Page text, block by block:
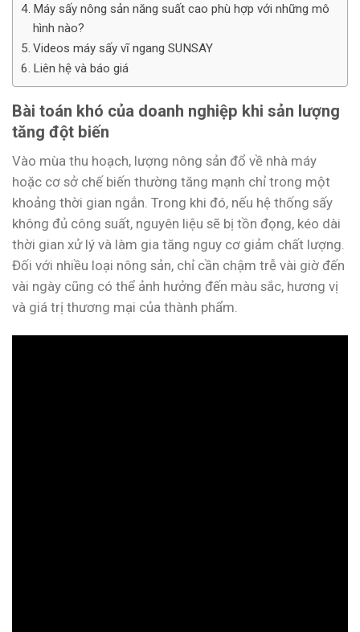
Máy sấy nông sản năng suất cao phù hợp với những mô
hình nào?
Videos máy sấy vĩ ngang SUNSAY
Liên hệ và báo giá
Bài toán khó của doanh nghiệp khi sản lượng
tăng đột biến
Vào mùa thu hoạch, lượng nông sản đổ về nhà máy
hoặc cơ sở chế biến thường tăng mạnh chỉ trong một
khoảng thời gian ngắn. Trong khi đó, nếu hệ thống sấy
không đủ công suất, nguyên liệu sẽ bị tồn đọng, kéo dài
thời gian xử lý và làm gia tăng nguy cơ giảm chất lượng.
Đối với nhiều loại nông sản, chỉ cần chậm trễ vài giờ đến
vài ngày cũng có thể ảnh hưởng đến màu sắc, hương vị
và giá trị thương mại của thành phẩm.